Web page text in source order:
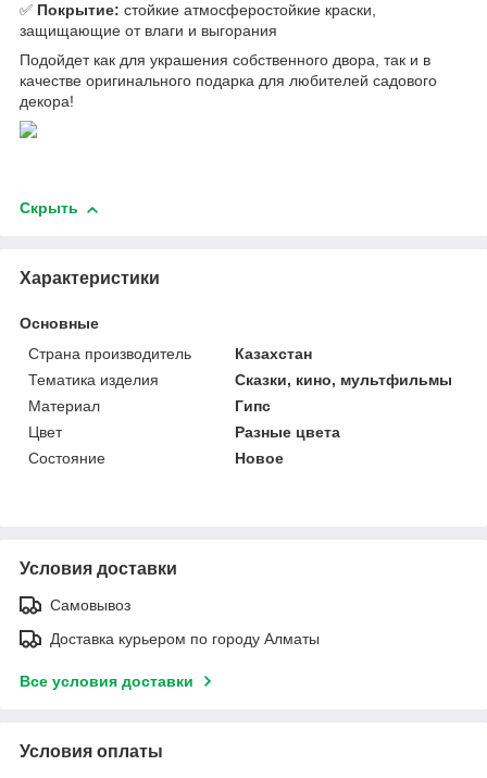
✅ Покрытие: стойкие атмосферостойкие краски,
защищающие от влаги и выгорания
Подойдет как для украшения собственного двора, так и в
качестве оригинального подарка для любителей садового
декора!
Скрыть
Характеристики
Основные
Страна производитель
Казахстан
Тематика изделия
Сказки, кино, мультфильмы
Материал
Гипс
Цвет
Разные цвета
Состояние
Новое
Условия доставки
Самовывоз
Доставка курьером по городу Алматы
Все условия доставки
Условия оплаты